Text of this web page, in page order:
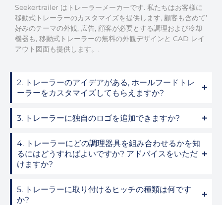
Seekertrailer はトレーラーメーカーです. 私たちはお客様に
移動式トレーラーのカスタマイズを提供します, 顧客も含めて’
好みのテーマの外観, 広告, 顧客が必要とする調理および冷却
機器も, 移動式トレーラーの無料の外観デザインと CAD レイ
アウト図面も提供します。.
2. トレーラーのアイデアがある, ホールフードトレ
ーラーをカスタマイズしてもらえますか?
3. トレーラーに独自のロゴを追加できますか?
4. トレーラーにどの調理器具を組み合わせるかを知
るにはどうすればよいですか? アドバイスをいただ
けますか?
5. トレーラーに取り付けるヒッチの種類は何です
か?